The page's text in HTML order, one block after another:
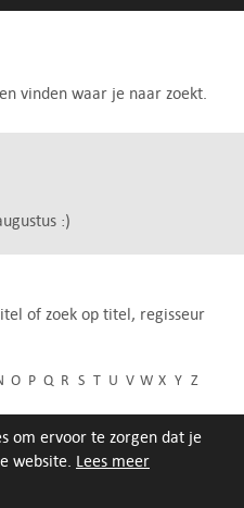
om ervoor te zorgen dat je
website. Lees meer
vinden waar je naar zoekt.
:)
of zoek op titel, regisseur
O P Q R S T U V W X Y Z